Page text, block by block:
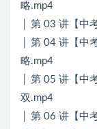
略.mp4
│ 第 03 讲【中
│ 第 04 讲【中
略.mp4
│ 第 05 讲【中
双.mp4
│ 第 06 讲【中